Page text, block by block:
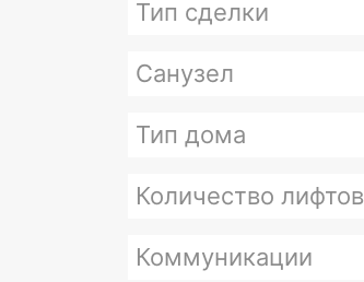
Тип сделки
Санузел
Тип дома
Количество лифтов
Коммуникации